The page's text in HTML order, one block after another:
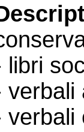
libri
verbali
verbali